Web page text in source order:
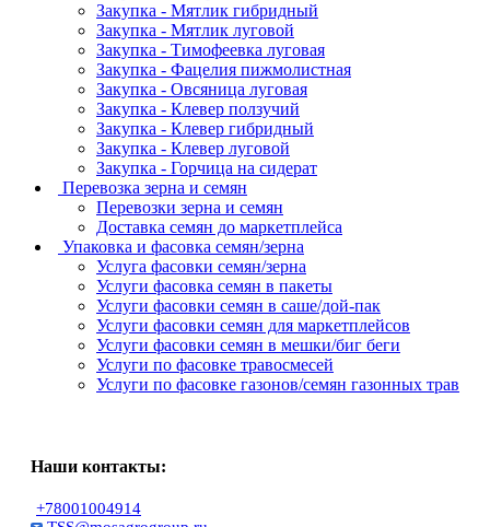
Закупка - Мятлик гибридный
Закупка - Мятлик луговой
Закупка - Тимофеевка луговая
Закупка - Фацелия пижмолистная
Закупка - Овсяница луговая
Закупка - Клевер ползучий
Закупка - Клевер гибридный
Закупка - Клевер луговой
Закупка - Горчица на сидерат
Перевозка зерна и семян
Перевозки зерна и семян
Доставка семян до маркетплейса
Упаковка и фасовка семян/зерна
Услуга фасовки семян/зерна
Услуги фасовка семян в пакеты
Услуги фасовки семян в саше/дой-пак
Услуги фасовки семян для маркетплейсов
Услуги фасовки семян в мешки/биг беги
Услуги по фасовке травосмесей
Услуги по фасовке газонов/семян газонных трав
Наши контакты:
+78001004914